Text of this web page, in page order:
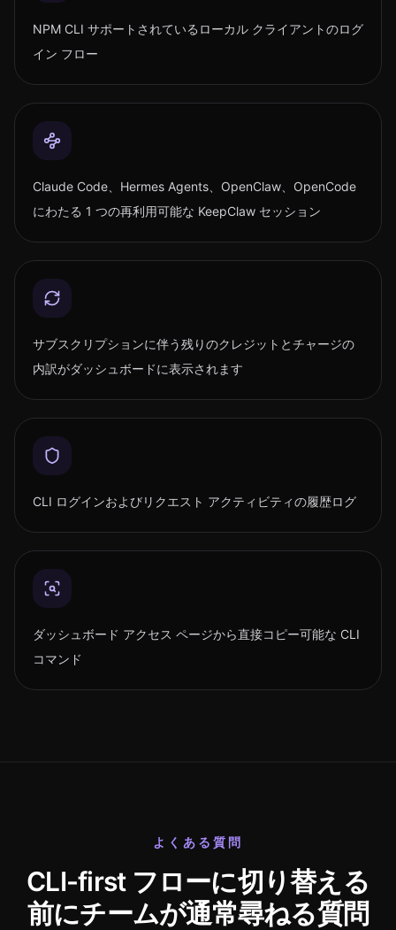
NPM CLI サポートされているローカル クライアントのログ
イン フロー
Claude Code、Hermes Agents、OpenClaw、OpenCode
にわたる 1 つの再利用可能な KeepClaw セッション
サブスクリプションに伴う残りのクレジットとチャージの
内訳がダッシュボードに表示されます
CLI ログインおよびリクエスト アクティビティの履歴ログ
ダッシュボード アクセス ページから直接コピー可能な CLI
コマンド
よくある質問
CLI-first フローに切り替える
前にチームが通常尋ねる質問